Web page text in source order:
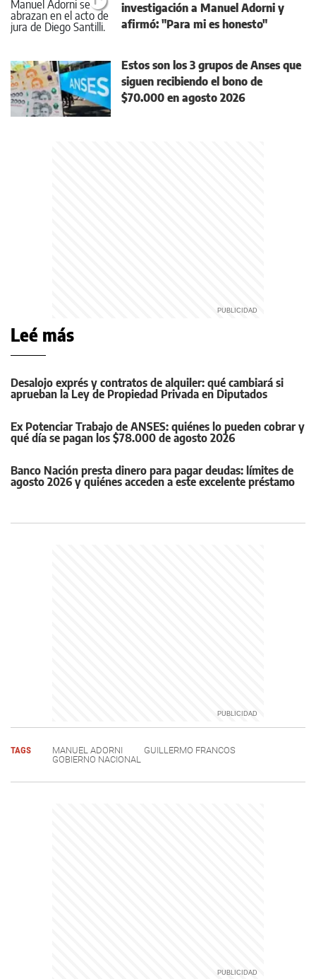
investigación a Manuel Adorni y
afirmó: "Para mi es honesto"
Estos son los 3 grupos de Anses que
siguen recibiendo el bono de
$70.000 en agosto 2026
Leé más
Desalojo exprés y contratos de alquiler: qué cambiará si
aprueban la Ley de Propiedad Privada en Diputados
Ex Potenciar Trabajo de ANSES: quiénes lo pueden cobrar y
qué día se pagan los $78.000 de agosto 2026
Banco Nación presta dinero para pagar deudas: límites de
agosto 2026 y quiénes acceden a este excelente préstamo
TAGS MANUEL ADORNI
GUILLERMO FRANCOS
GOBIERNO NACIONAL